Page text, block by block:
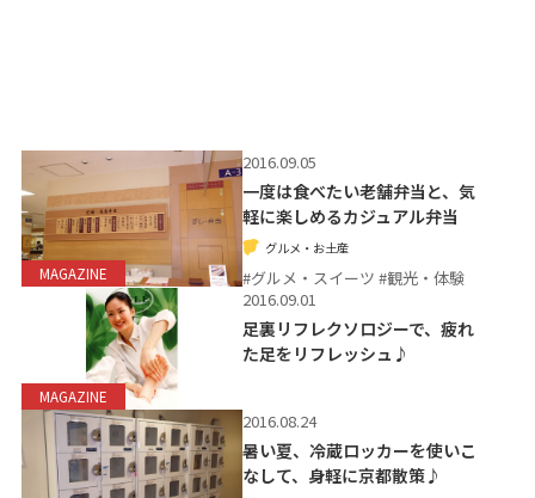
MAGAZINE
2016.09.05
一度は食べたい老舗弁当と、気
軽に楽しめるカジュアル弁当
グルメ・お土産
#グルメ・スイーツ #観光・体験
MAGAZINE
2016.09.01
足裏リフレクソロジーで、疲れ
た足をリフレッシュ♪
2016.08.24
暑い夏、冷蔵ロッカーを使いこ
なして、身軽に京都散策♪